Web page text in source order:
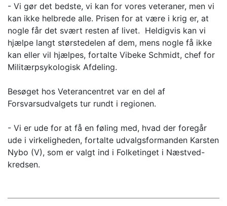
- Vi gør det bedste, vi kan for vores veteraner, men vi
kan ikke helbrede alle. Prisen for at være i krig er, at
nogle får det svært resten af livet. Heldigvis kan vi
hjælpe langt størstedelen af dem, mens nogle få ikke
kan eller vil hjælpes, fortalte Vibeke Schmidt, chef for
Militærpsykologisk Afdeling.
Besøget hos Veterancentret var en del af
Forsvarsudvalgets tur rundt i regionen.
- Vi er ude for at få en føling med, hvad der foregår
ude i virkeligheden, fortalte udvalgsformanden Karsten
Nybo (V), som er valgt ind i Folketinget i Næstved-
kredsen.